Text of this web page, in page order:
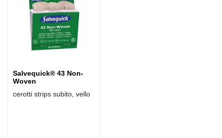
Salvequick® 43 Non-
Woven
cerotti strips subito, vello